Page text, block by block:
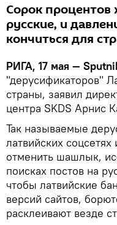
Сорок процентов
русские, и
кончиться для
РИГА, 17 мая —
"дерусификаторов"
страны, заявил
центра SKDS Арнис
Так называемые
латвийских
отменить шашлык,
поисках постов на
чтобы латвийские
версий сайтов,
расклеивают везде